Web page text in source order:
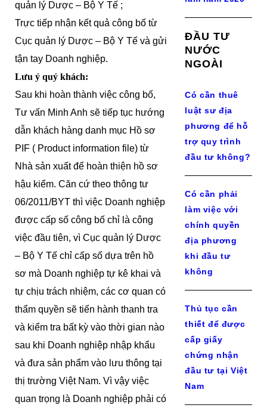
quản lý Dược – Bộ Y Tế ;
Trực tiếp nhận kết quả công bố từ
Cục quản lý Dược – Bộ Y Tế và gửi
tận tay Doanh nghiệp.
Lưu ý quý khách:
Sau khi hoàn thành việc công bố,
Tư vấn Minh Anh sẽ tiếp tục hướng
dẫn khách hàng danh mục Hồ sơ
PIF ( Product information file) từ
Nhà sản xuất để hoàn thiện hồ sơ
hậu kiểm. Căn cứ theo thông tư
06/2011/BYT thì việc Doanh nghiệp
được cấp số công bố chỉ là công
việc đầu tiên, vì Cục quản lý Dược
– Bộ Y Tế chỉ cấp số dựa trên hồ
sơ mà Doanh nghiệp tự kê khai và
tự chịu trách nhiệm, các cơ quan có
thẩm quyền sẽ tiến hành thanh tra
và kiểm tra bất kỳ vào thời gian nào
sau khi Doanh nghiệp nhập khẩu
và đưa sản phẩm vào lưu thông tại
thị trường Việt Nam. Vì vậy việc
quan trọng là Doanh nghiệp phải có
ĐẦU TƯ
NƯỚC
NGOÀI
Có cần thuê
luật sư địa
phương để hỗ
trợ quy trình
đầu tư không?
Có cần phải
làm việc với
chính quyền
địa phương
khi đầu tư
không
Thủ tục cần
thiết để được
cấp giấy
chứng nhận
đầu tư tại Việt
Nam